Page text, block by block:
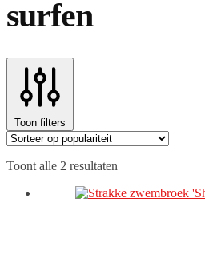
surfen
Toon filters
Toont alle 2 resultaten
populariteit